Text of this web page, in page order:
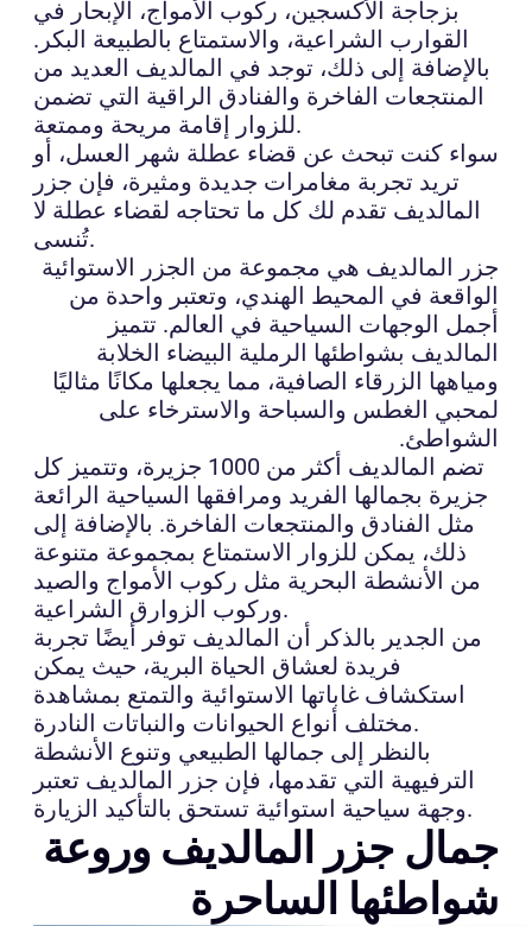
بزجاجة الأكسجين، ركوب الأمواج، الإبحار في
القوارب الشراعية، والاستمتاع بالطبيعة البكر.
بالإضافة إلى ذلك، توجد في المالديف العديد من
المنتجعات الفاخرة والفنادق الراقية التي تضمن
للزوار إقامة مريحة وممتعة.
سواء كنت تبحث عن قضاء عطلة شهر العسل، أو
تريد تجربة مغامرات جديدة ومثيرة، فإن جزر
المالديف تقدم لك كل ما تحتاجه لقضاء عطلة لا
تُنسى.
جزر المالديف هي مجموعة من الجزر الاستوائية
الواقعة في المحيط الهندي، وتعتبر واحدة من
أجمل الوجهات السياحية في العالم. تتميز
المالديف بشواطئها الرملية البيضاء الخلابة
ومياهها الزرقاء الصافية، مما يجعلها مكانًا مثاليًا
لمحبي الغطس والسباحة والاسترخاء على
الشواطئ.
تضم المالديف أكثر من 1000 جزيرة، وتتميز كل
جزيرة بجمالها الفريد ومرافقها السياحية الرائعة
مثل الفنادق والمنتجعات الفاخرة. بالإضافة إلى
ذلك، يمكن للزوار الاستمتاع بمجموعة متنوعة
من الأنشطة البحرية مثل ركوب الأمواج والصيد
وركوب الزوارق الشراعية.
من الجدير بالذكر أن المالديف توفر أيضًا تجربة
فريدة لعشاق الحياة البرية، حيث يمكن
استكشاف غاباتها الاستوائية والتمتع بمشاهدة
مختلف أنواع الحيوانات والنباتات النادرة.
بالنظر إلى جمالها الطبيعي وتنوع الأنشطة
الترفيهية التي تقدمها، فإن جزر المالديف تعتبر
وجهة سياحية استوائية تستحق بالتأكيد الزيارة.
جمال جزر المالديف وروعة
شواطئها الساحرة